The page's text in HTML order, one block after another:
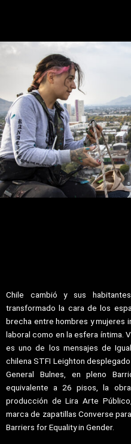
Chile cambió y sus
transformado la cara de los
brecha entre hombres y mujeres
laboral como en la esfera íntima.
es uno de los mensajes de
chilena STFI Leighton
General Bulnes, en pleno
equivalente a 26 pisos, la
producción de Lira Arte
marca de zapatillas Converse
Barriers for Equality in Gender.